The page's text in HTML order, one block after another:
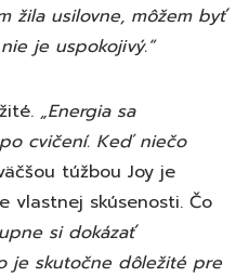
žila usilovne, môžem byť
je uspokojivý.“
„Energia sa
cvičení. Keď niečo
túžbou Joy je
vlastnej skúsenosti. Čo
si dokázať
je skutočne dôležité pre